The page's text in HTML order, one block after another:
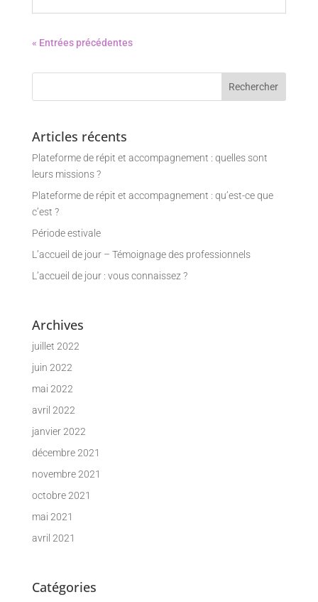
« Entrées précédentes
Articles récents
Plateforme de répit et accompagnement : quelles sont
leurs missions ?
Plateforme de répit et accompagnement : qu’est-ce que
c’est ?
Période estivale
L’accueil de jour – Témoignage des professionnels
L’accueil de jour : vous connaissez ?
Archives
juillet 2022
juin 2022
mai 2022
avril 2022
janvier 2022
décembre 2021
novembre 2021
octobre 2021
mai 2021
avril 2021
Catégories